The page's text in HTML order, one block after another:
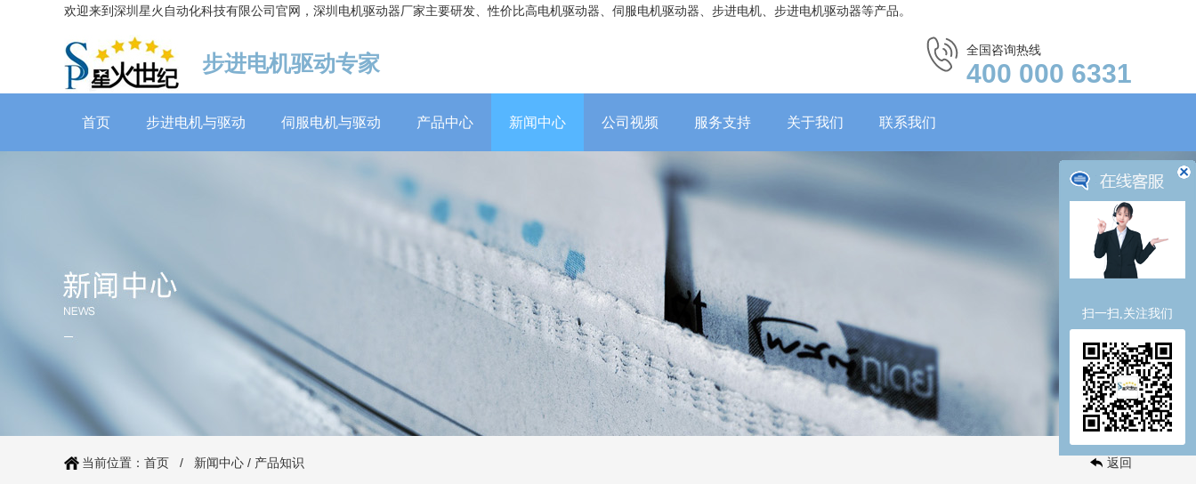
欢迎来到深圳星火自动化科技有限公司官网，深圳电机驱动器厂家主要研发、性价比高电机驱动器、伺服电机驱动器、步进电机、步进电机驱动器等产品。
步进电机驱动专家
全国咨询热线
400 000 6331
首页 步进电机与驱动 伺服电机与驱动 产品中心 新闻中心 公司视频 服务支持 关于我们 联系我们
返回
当前位置： 首页 / 新闻中心 / 产品知识
86系列步进电机（丝杆）
扫一扫,关注我们